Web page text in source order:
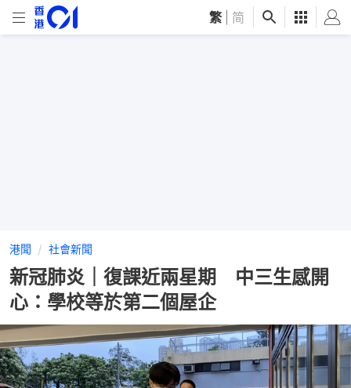
繁 简
港聞 社會新聞
新冠肺炎｜復課近兩星期 中三生感開
心：學校等於第二個屋企